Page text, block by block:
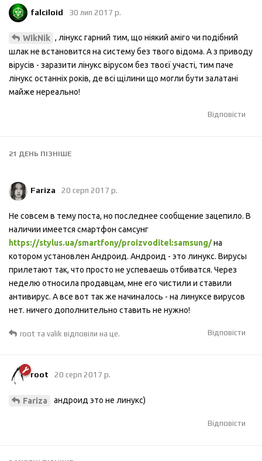
falciloid 30 лип 2017 р.
WikNik , лінукс гарний тим, що ніякий аміго чи подібний
шлак не встановится на систему без твого відома. А з приводу
вірусів - заразити лінукс вірусом без твоєї участі, тим паче
лінукс останніх років, де всі щілини що могли бути залатані
майже нереально!
Відповісти
21 ДЕНЬ ПІЗНІШЕ
Fariza 20 серп 2017 р.
Не совсем в тему поста, но последнее сообщение зацепило. В
наличии имеется смартфон самсунг
https://stylus.ua/smartfony/proizvoditel:samsung/на
котором установлен Андроид. Андроид - это линукс. Вирусы
прилетают так, что просто не успеваешь отбиватся. Через
неделю относила продавцам, мне его чистили и ставили
антивирус. А все вот так же начиналось - на линуксе вирусов
нет. ничего дополнительно ставить не нужно!
Відповісти
root та valik відповіли на це.
root 20 серп 2017 р.
Fariza андроид это не линукс)
Відповісти